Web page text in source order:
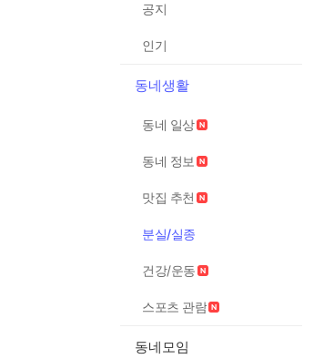
공지
인기
동네생활
동네 일상
동네 정보
맛집 추천
분실/실종
건강/운동
스포츠 관람
동네모임